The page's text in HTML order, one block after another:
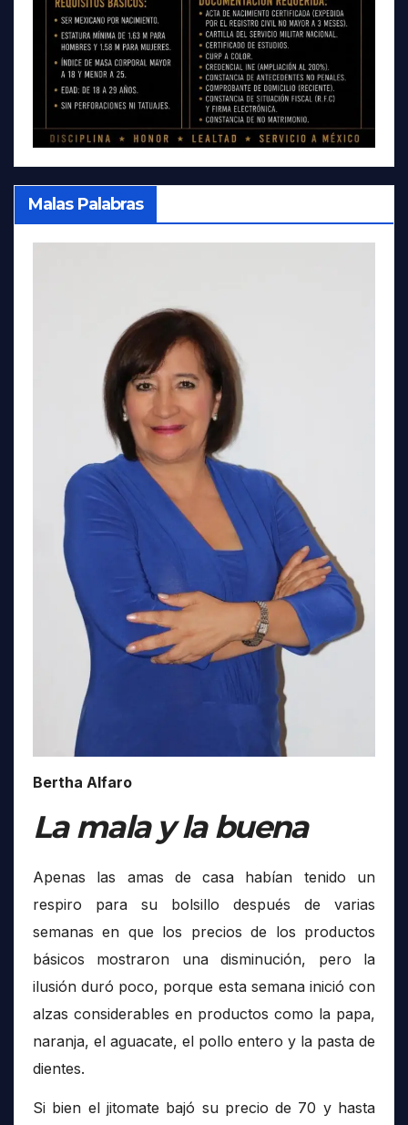
Malas Palabras
Bertha Alfaro
La mala y la buena
Apenas las amas de casa habían tenido un
respiro para su bolsillo después de varias
semanas en que los precios de los productos
básicos mostraron una disminución, pero la
ilusión duró poco, porque esta semana inició con
alzas considerables en productos como la papa,
naranja, el aguacate, el pollo entero y la pasta de
dientes.
Si bien el jitomate bajó su precio de 70 y hasta